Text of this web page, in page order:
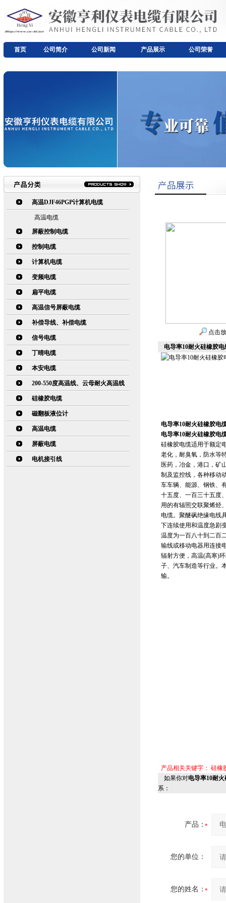
首页 公司简介 公司新闻 产品展示 公司荣誉
高温DJF46PGP计算机电缆
高温电缆
屏蔽控制电缆
控制电缆
计算机电缆
变频电缆
扁平电缆
高温信号屏蔽电缆
补偿导线、补偿电缆
信号电缆
丁晴电缆
本安电缆
200-550度高温线、云母耐火高温线
硅橡胶电缆
磁翻板液位计
高温电缆
屏蔽电缆
电机接引线
点击
电导率10耐火硅橡胶
电导率10耐火硅橡胶电
电导率10耐火硅橡胶电
硅橡胶电缆适用于额定
老化，耐臭氧，防水等
医药，冶金，港口，矿
制及监控线，各种移动
车车辆、能源、钢铁、
十五度、一百三十五度
用的有辐照交联聚烯烃
电缆。聚醚砜绝缘电线
下连续使用和温度急剧
温度为一百八十到二百
输线或移动电器用连接
辐射方便，高温(高寒)
子、汽车制造等行业。
输。
产品相关关键字： 硅橡
如果你对电导率10耐
系：
产品：
您的单位：
您的姓名：